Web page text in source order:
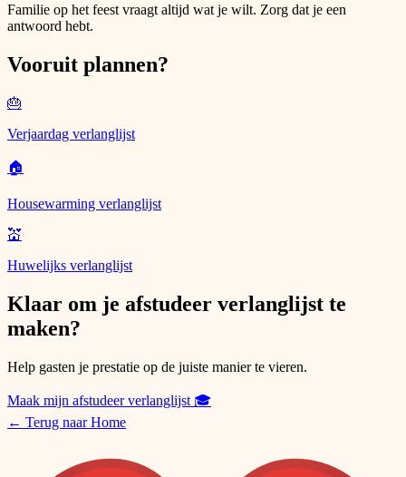
Familie op het feest vraagt altijd wat je wilt. Zorg dat je een
antwoord hebt.
Vooruit plannen?
🎂
Verjaardag verlanglijst
🏠
Housewarming verlanglijst
💒
Huwelijks verlanglijst
Klaar om je afstudeer verlanglijst te
maken?
Help gasten je prestatie op de juiste manier te vieren.
Maak mijn afstudeer verlanglijst 🎓
← Terug naar Home